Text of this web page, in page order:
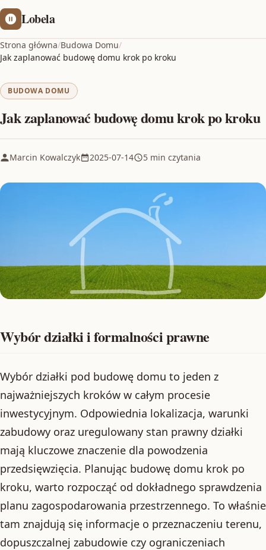
Lobela
Strona główna/Budowa Domu/
Jak zaplanować budowę domu krok po kroku
BUDOWA DOMU
Jak zaplanować budowę domu krok po kroku
Marcin Kowalczyk 2025-07-14 5 min czytania
Wybór działki i formalności prawne
Wybór działki pod budowę domu to jeden z
najważniejszych kroków w całym procesie
inwestycyjnym. Odpowiednia lokalizacja, warunki
zabudowy oraz uregulowany stan prawny działki
mają kluczowe znaczenie dla powodzenia
przedsięwzięcia. Planując budowę domu krok po
kroku, warto rozpocząć od dokładnego sprawdzenia
planu zagospodarowania przestrzennego. To właśnie
tam znajdują się informacje o przeznaczeniu terenu,
dopuszczalnej zabudowie czy ograniczeniach